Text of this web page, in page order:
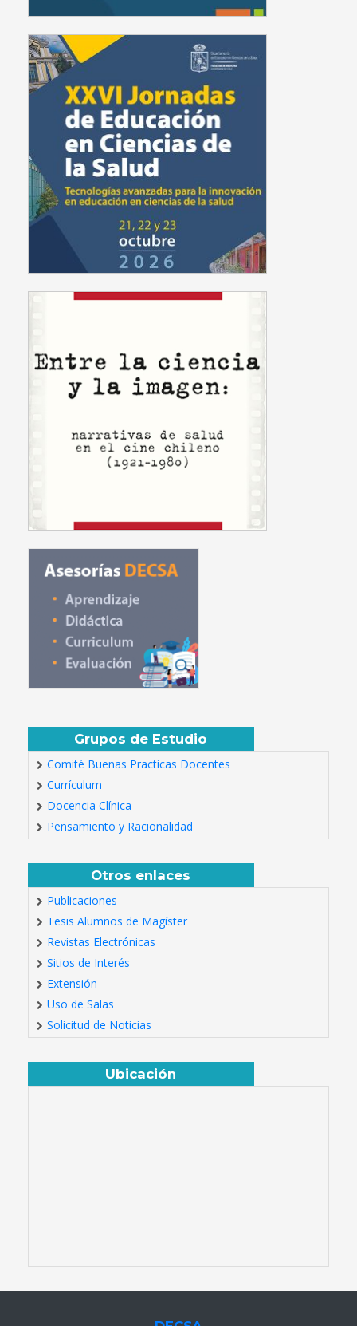
Grupos de Estudio
Comité Buenas Practicas Docentes
Currículum
Docencia Clínica
Pensamiento y Racionalidad
Otros enlaces
Publicaciones
Tesis Alumnos de Magíster
Revistas Electrónicas
Sitios de Interés
Extensión
Uso de Salas
Solicitud de Noticias
Ubicación